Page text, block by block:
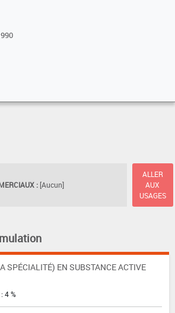
: [Aucun]
ALLER
AUX
USAGES
SPÉCIALITÉ) EN SUBSTANCE ACTIVE
4 %